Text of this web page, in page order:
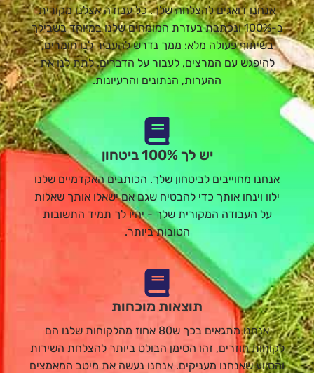
אנחנו דואגים להצלחה שלך. כל עבודה אצלנו מקורית
ב-100% ונכתבת בעזרת המומחים שלנו במיוחד בשבילך
בשיתוף פעולה מלא: ממך נדרש להעביר לנו חומרים,
להיפגש עם המרצים, לעבור על הדברים, לתת לנו את
ההערות, הנתונים והרעיונות.
יש לך 100% ביטחון
אנחנו מחוייבים לביטחון שלך. הכותבים האקדמיים שלנו
ילוו וינחו אותך כדי להבטיח שגם אם ישאלו אותך שאלות
על העבודה המקורית שלך - יהיו לך תמיד התשובות
הטובות ביותר.
תוצאות מוכחות
אנחנו מתגאים בכך ש80 אחוז מהלקוחות שלנו הם
לקוחות חוזרים, זהו הסימן הבולט ביותר להצלחת השירות
והסיוע שאנחנו מעניקים. אנחנו נעשה את מיטב המאמצים